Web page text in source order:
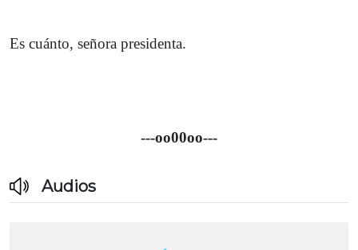
Es cuánto, señora presidenta.
---oo00oo---
Audios